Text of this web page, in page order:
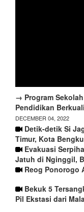
→ Program
Pendidikan
DECEMBER 04, 2022
Detik-detik Si
Timur, Kota
Evakuasi
Jatuh di Nginggil,
Reog Ponorogo
Bekuk 5
Pil Ekstasi dari